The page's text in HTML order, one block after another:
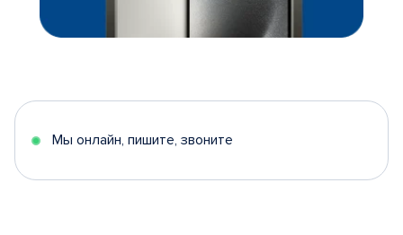
Мы онлайн, пишите, звоните